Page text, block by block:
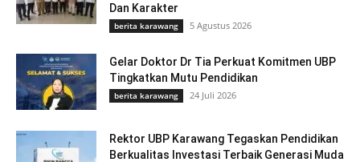
Dan Karakter
berita karawang 5 Agustus 2026
Gelar Doktor Dr Tia Perkuat Komitmen UBP
Tingkatkan Mutu Pendidikan
berita karawang 24 Juli 2026
Rektor UBP Karawang Tegaskan Pendidikan
Berkualitas Investasi Terbaik Generasi Muda